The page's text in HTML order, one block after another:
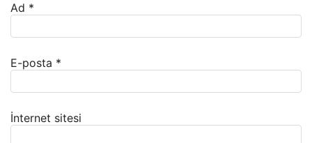
Ad *
E-posta *
İnternet sitesi